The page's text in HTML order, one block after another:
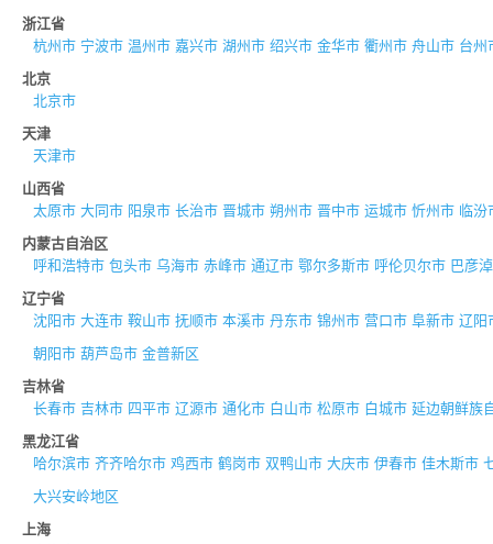
浙江省
杭州市 宁波市 温州市 嘉兴市 湖州市 绍兴市 金华市 衢州市 舟山市 台州
北京
北京市
天津
天津市
山西省
太原市 大同市 阳泉市 长治市 晋城市 朔州市 晋中市 运城市 忻州市 临汾
内蒙古自治区
呼和浩特市 包头市 乌海市 赤峰市 通辽市 鄂尔多斯市 呼伦贝尔市 巴彦
辽宁省
沈阳市 大连市 鞍山市 抚顺市 本溪市 丹东市 锦州市 营口市 阜新市 辽阳
朝阳市 葫芦岛市 金普新区
吉林省
长春市 吉林市 四平市 辽源市 通化市 白山市 松原市 白城市 延边朝鲜族
黑龙江省
哈尔滨市 齐齐哈尔市 鸡西市 鹤岗市 双鸭山市 大庆市 伊春市 佳木斯市
大兴安岭地区
上海